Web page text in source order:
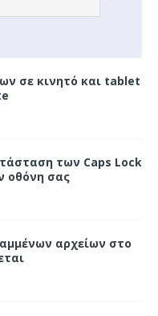
σε κινητό και tablet
των Caps Lock
οθόνη σας
αρχείων στο